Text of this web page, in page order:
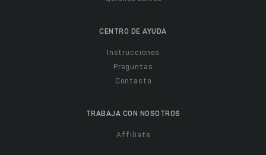
CENTRO DE AYUDA
Instrucciones
Preguntas
Contacto
TRABAJA CON NOSOTROS
Affiliate